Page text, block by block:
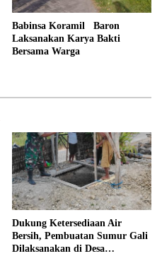
Babinsa Koramil Baron
Laksanakan Karya Bakti
Bersama Warga
Dukung Ketersediaan Air
Bersih, Pembuatan Sumur Gali
Dilaksanakan di Desa